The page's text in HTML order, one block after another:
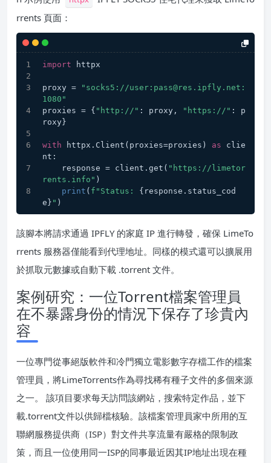
rrents 頁面：
import httpx
proxy =
"socks5://user:pass@res.ipfly.net:
1080"
proxies = { "http://" : proxy, "https://" : p
roxy}
with httpx.Client(proxies=proxies) as clie
nt:
    response = client.get(
"https://limetor
rents.info" )
print ( f"Status: {response.status_cod
e} " )
該腳本將請求通過 IPFLY 的家庭 IP 進行轉發，確保 LimeTo
rrents 服務器僅能看到代理地址。同樣的模式還可以擴展用
於抓取元數據或自動下載 .torrent 文件。
案例研究：一位Torrent檔案管理員
在不暴露身份的情況下保存了珍貴內
容
一位專門從事絕版軟件和冷門獨立電影數字存檔工作的檔案
管理員，將LimeTorrents作為尋找稀有種子文件的多個來源
之一。 該項目要求每天訪問該網站，搜索特定作品，並下
載.torrent文件以供歸檔核驗。該檔案管理員家中所用的互
聯網服務提供商（ISP）對文件共享流量有嚴格的限制政
策，而且一位使用同一ISP的同事最近因其IP地址出現在種